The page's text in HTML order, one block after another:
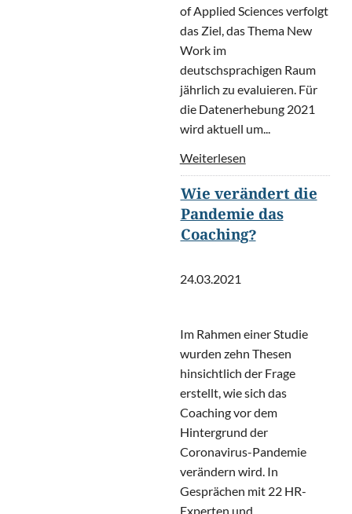
of Applied Sciences verfolgt
das Ziel, das Thema New
Work im
deutschsprachigen Raum
jährlich zu evaluieren. Für
die Datenerhebung 2021
wird aktuell um...
Weiterlesen
Wie verändert die
Pandemie das
Coaching?
24.03.2021
Im Rahmen einer Studie
wurden zehn Thesen
hinsichtlich der Frage
erstellt, wie sich das
Coaching vor dem
Hintergrund der
Coronavirus-Pandemie
verändern wird. In
Gesprächen mit 22 HR-
Experten und ...